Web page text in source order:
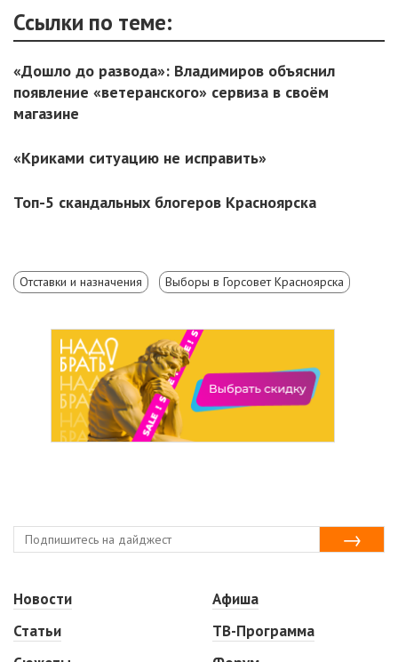
Ссылки по теме:
«Дошло до развода»: Владимиров объяснил
появление «ветеранского» сервиза в своём
магазине
«Криками ситуацию не исправить»
Топ-5 скандальных блогеров Красноярска
Отставки и назначения Выборы в Горсовет Красноярска
Новости
Статьи
Афиша
ТВ-Программа